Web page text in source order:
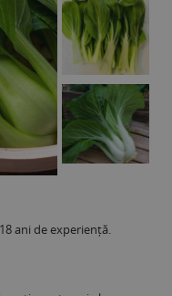
ani de experiență.